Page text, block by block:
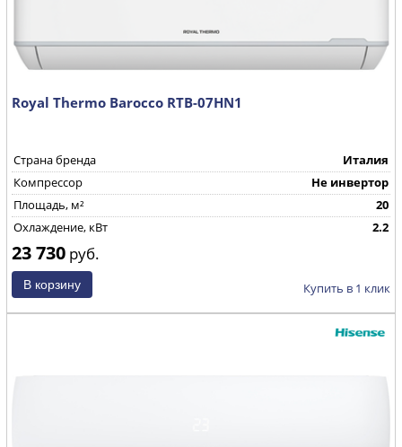
Royal Thermo Barocco RTB-07HN1
Страна бренда
Италия
Компрессор
Не инвертор
Площадь, м²
20
Охлаждение, кВт
2.2
23 730 руб.
Купить в 1 клик